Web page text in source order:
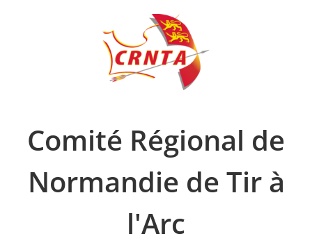
Comité Régional de
Normandie de Tir à
l'Arc